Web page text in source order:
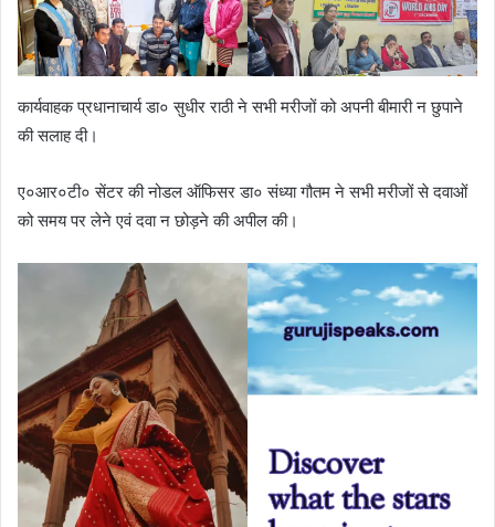
कार्यवाहक प्रधानाचार्य डा० सुधीर राठी ने सभी मरीजों को अपनी बीमारी न छुपाने
की सलाह दी।
ए०आर०टी० सेंटर की नोडल ऑफिसर डा० संध्या गौतम ने सभी मरीजों से दवाओं
को समय पर लेने एवं दवा न छोड़ने की अपील की।